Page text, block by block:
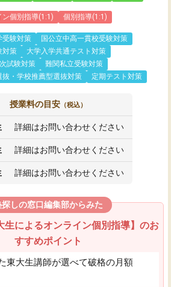
ン個別指導(1:1) 個別指導(1:1)
受験対策
国公立中高一貫校受験対策
対策
大学入学共通テスト対策
試験対策
難関私立受験対策
抜・学校推薦型選抜対策
定期テスト対策
授業料の目安 （税込）
詳細はお問い合わせください
詳細はお問い合わせください
詳細はお問い合わせください
探しの窓口編集部からみた
生によるオンライン個別指導】のお
すすめポイント
東大生講師が選べて破格の月額